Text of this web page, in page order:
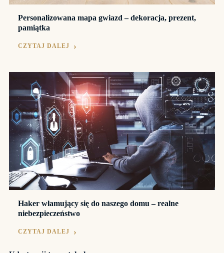
Personalizowana mapa gwiazd – dekoracja, prezent,
pamiątka
CZYTAJ DALEJ
Haker włamujący się do naszego domu – realne
niebezpieczeństwo
CZYTAJ DALEJ